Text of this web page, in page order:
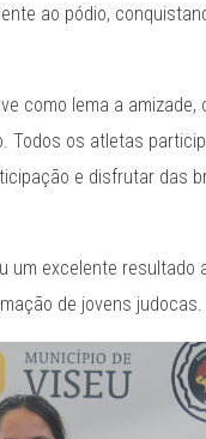
ao pódio,
como lema a
Todos os atletas
e disfrutar das
um excelente resultado
de jovens judocas.